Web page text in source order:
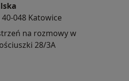
048 Katowice
na rozmowy w
28/3A